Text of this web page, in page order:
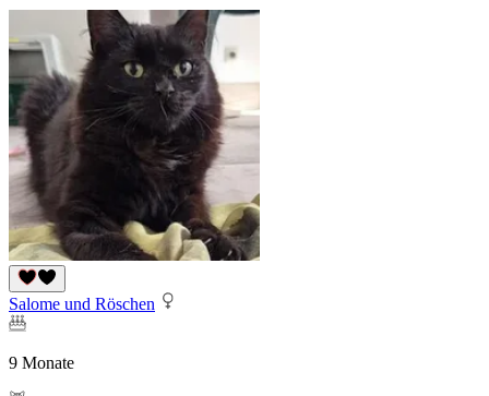
Salome und Röschen
9 Monate